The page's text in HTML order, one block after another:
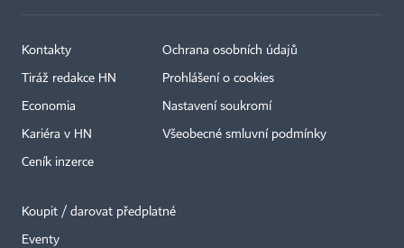
Kontakty
Tiráž redakce HN
Economia
Kariéra v HN
Ceník inzerce
Ochrana osobních údajů
Prohlášení o cookies
Nastavení soukromí
Všeobecné smluvní podmínky
Koupit / darovat předplatné
Eventy